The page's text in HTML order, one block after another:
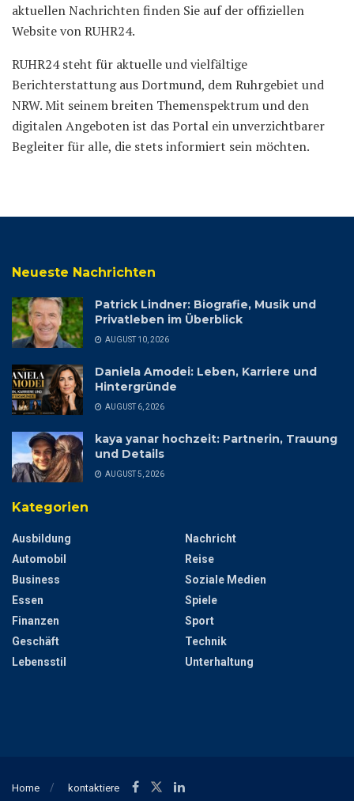
aktuellen Nachrichten finden Sie auf der offiziellen
Website von RUHR24.
RUHR24 steht für aktuelle und vielfältige
Berichterstattung aus Dortmund, dem Ruhrgebiet und
NRW. Mit seinem breiten Themenspektrum und den
digitalen Angeboten ist das Portal ein unverzichtbarer
Begleiter für alle, die stets informiert sein möchten.
Neueste Nachrichten
Patrick Lindner: Biografie, Musik und
Privatleben im Überblick
AUGUST 10, 2026
Daniela Amodei: Leben, Karriere und
Hintergründe
AUGUST 6, 2026
kaya yanar hochzeit: Partnerin, Trauung
und Details
AUGUST 5, 2026
Kategorien
Ausbildung
Automobil
Business
Essen
Finanzen
Geschäft
Lebensstil
Nachricht
Reise
Soziale Medien
Spiele
Sport
Technik
Unterhaltung
Home kontaktiere